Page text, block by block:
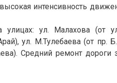
интенсивность
улицах: ул. Малахова (от
ул. М.Тулебаева (от
Средний ремонт